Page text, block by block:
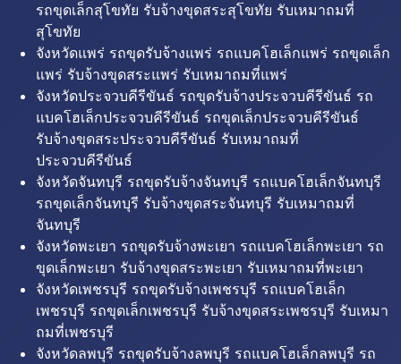
รถขุดเล็กสุโขทัย รับจ้างขุดสระสุโขทัย รับเหมาถมที่
สุโขทัย
จังหวัดแพร่ รถขุดรับจ้างแพร่ รถแบคโฮเล็กแพร่ รถขุดเล็ก
แพร่ รับจ้างขุดสระแพร่ รับเหมาถมที่แพร่
จังหวัดประจวบคีรีขันธ์ รถขุดรับจ้างประจวบคีรีขันธ์ รถ
แบคโฮเล็กประจวบคีรีขันธ์ รถขุดเล็กประจวบคีรีขันธ์
รับจ้างขุดสระประจวบคีรีขันธ์ รับเหมาถมที่
ประจวบคีรีขันธ์
จังหวัดจันทบุรี รถขุดรับจ้างจันทบุรี รถแบคโฮเล็กจันทบุรี
รถขุดเล็กจันทบุรี รับจ้างขุดสระจันทบุรี รับเหมาถมที่
จันทบุรี
จังหวัดพะเยา รถขุดรับจ้างพะเยา รถแบคโฮเล็กพะเยา รถ
ขุดเล็กพะเยา รับจ้างขุดสระพะเยา รับเหมาถมที่พะเยา
จังหวัดเพชรบุรี รถขุดรับจ้างเพชรบุรี รถแบคโฮเล็ก
เพชรบุรี รถขุดเล็กเพชรบุรี รับจ้างขุดสระเพชรบุรี รับเหมา
ถมที่เพชรบุรี
จังหวัดลพบุรี รถขุดรับจ้างลพบุรี รถแบคโฮเล็กลพบุรี รถ